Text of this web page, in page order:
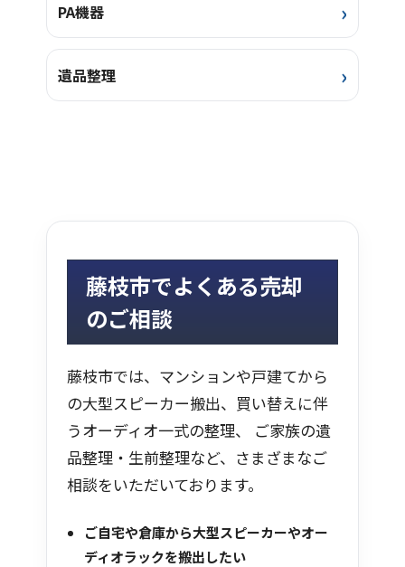
PA機器
遺品整理
藤枝市でよくある売却
のご相談
藤枝市では、マンションや戸建てから
の大型スピーカー搬出、買い替えに伴
うオーディオ一式の整理、 ご家族の遺
品整理・生前整理など、さまざまなご
相談をいただいております。
ご自宅や倉庫から大型スピーカーやオー
ディオラックを搬出したい